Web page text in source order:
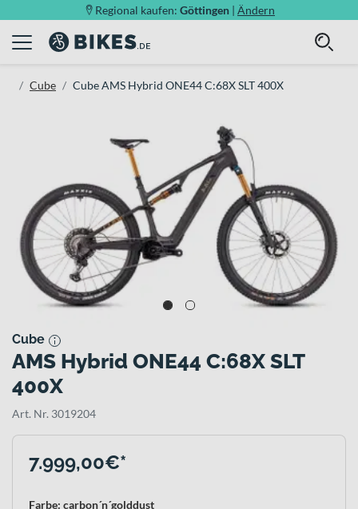
Regional kaufen: Göttingen | Ändern
Cube Cube AMS Hybrid ONE44 C:68X SLT 400X
Cube
AMS Hybrid ONE44 C:68X SLT
400X
Art. Nr. 3019204
7.999,00€*
Farbe: carbon´n´golddust